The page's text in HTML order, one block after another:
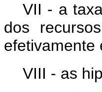
VII - a
dos
efetivamente
VIII - as